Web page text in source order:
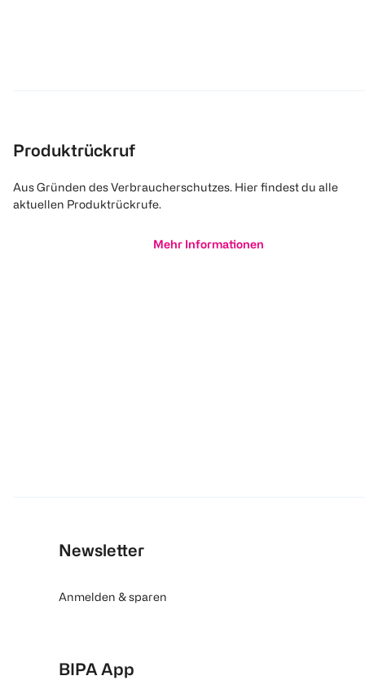
Produktrückruf
Aus Gründen des Verbraucherschutzes. Hier findest du alle
aktuellen Produktrückrufe.
Mehr Informationen
Newsletter
Anmelden & sparen
BIPA App